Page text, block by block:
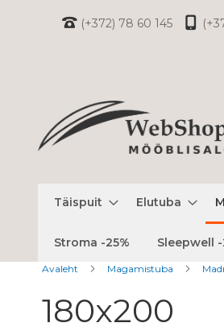
(+372) 78 60 145
Täispuit Elutuba
Stroma -25% Sleepwell
Avaleht Magamistuba
180x200